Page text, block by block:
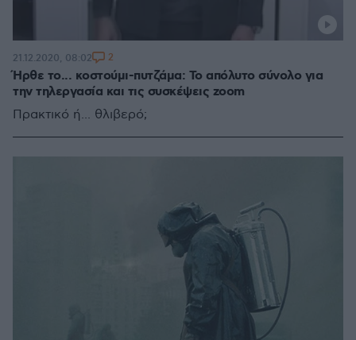
Ήρθε το... κοστούμι-πυτζάμα: Το απόλυτο σύνολο για
την τηλεργασία και τις συσκέψεις zoom
Πρακτικό ή... θλιβερό;
21.12.2020, 08:02 2